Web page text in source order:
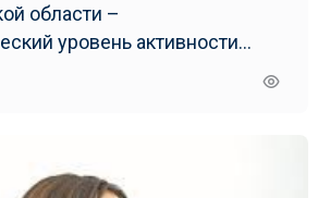
области –
уровень активности